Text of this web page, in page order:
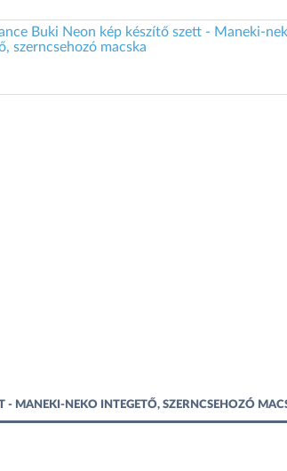
Buki Neon kép készítő szett - Maneki-
szerncsehozó macska
MANEKI-NEKO INTEGETŐ, SZERNCSEHOZÓ